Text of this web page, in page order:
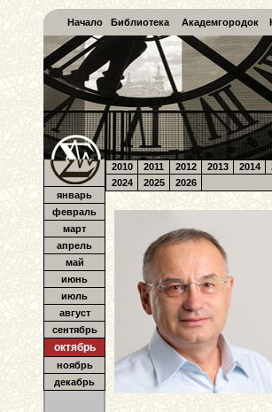
Начало Библиотека Академгородок
январь
февраль
март
апрель
май
июнь
июль
август
сентябрь
октябрь
ноябрь
декабрь
2010 2011 2012 2013 2014
2024
2025 2026